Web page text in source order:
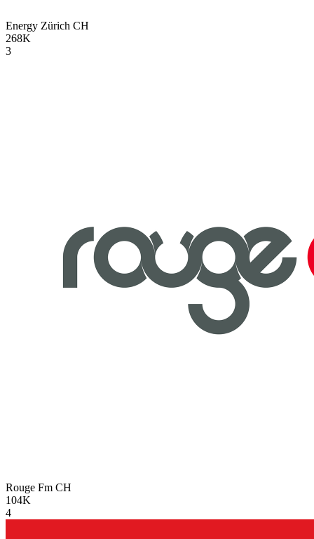
Energy Zürich CH
268K
3
Rouge Fm CH
104K
4